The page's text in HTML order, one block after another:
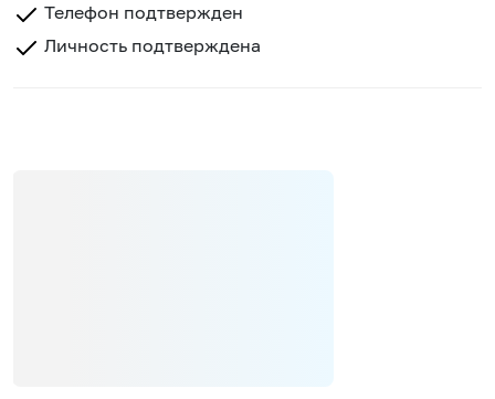
Телефон подтвержден
Личность подтверждена